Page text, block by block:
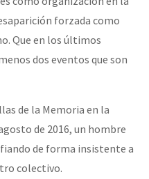
forzada como
Que en los últimos
dos eventos que son
de la Memoria en la
de 2016, un hombre
de forma insistente a
colectivo.